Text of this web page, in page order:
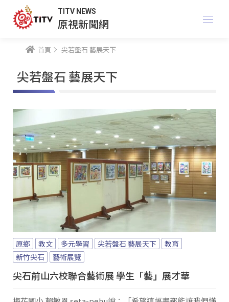
TITV NEWS
原視新聞網
首頁 尖若盤石 藝展天下
尖若盤石 藝展天下
原鄉 教文 多元學習 尖若盤石 藝展天下
教育
新竹尖石
藝術展覽
尖石前山六校聯合藝術展 學生「藝」展才華